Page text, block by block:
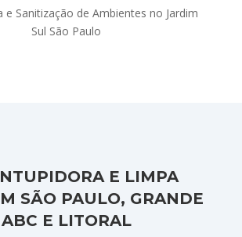
e Sanitização de Ambientes no Jardim
Sul São Paulo
E LIMPA
SÃO PAULO, GRANDE
ABC E LITORAL